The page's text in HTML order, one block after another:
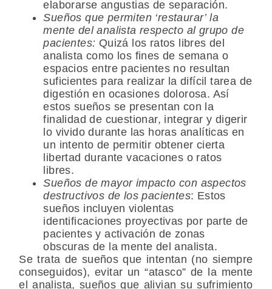
elaborarse angustias de separación.
Sueños que permiten ‘restaurar’ la
mente del analista respecto al grupo de
pacientes: Quizá los ratos libres del
analista como los fines de semana o
espacios entre pacientes no resultan
suficientes para realizar la difícil tarea de
digestión en ocasiones dolorosa. Así
estos sueños se presentan con la
finalidad de cuestionar, integrar y digerir
lo vivido durante las horas analíticas en
un intento de permitir obtener cierta
libertad durante vacaciones o ratos
libres.
Sueños de mayor impacto con aspectos
destructivos de los pacientes: Estos
sueños incluyen violentas
identificaciones proyectivas por parte de
pacientes y activación de zonas
obscuras de la mente del analista.
Se trata de sueños que intentan (no siempre
conseguidos), evitar un “atasco” de la mente
el analista, sueños que alivian su sufrimiento